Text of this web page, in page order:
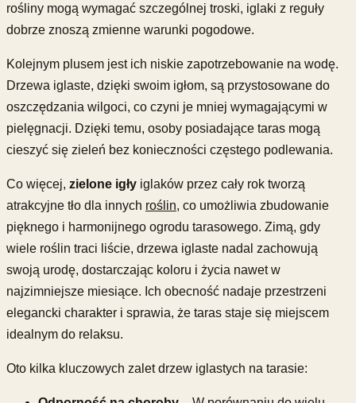
rośliny mogą wymagać szczególnej troski, iglaki z reguły
dobrze znoszą zmienne warunki pogodowe.
Kolejnym plusem jest ich niskie zapotrzebowanie na wodę.
Drzewa iglaste, dzięki swoim igłom, są przystosowane do
oszczędzania wilgoci, co czyni je mniej wymagającymi w
pielęgnacji. Dzięki temu, osoby posiadające taras mogą
cieszyć się zieleń bez konieczności częstego podlewania.
Co więcej, zielone igły iglaków przez cały rok tworzą
atrakcyjne tło dla innych roślin, co umożliwia zbudowanie
pięknego i harmonijnego ogrodu tarasowego. Zimą, gdy
wiele roślin traci liście, drzewa iglaste nadal zachowują
swoją urodę, dostarczając koloru i życia nawet w
najzimniejsze miesiące. Ich obecność nadaje przestrzeni
elegancki charakter i sprawia, że taras staje się miejscem
idealnym do relaksu.
Oto kilka kluczowych zalet drzew iglastych na tarasie: